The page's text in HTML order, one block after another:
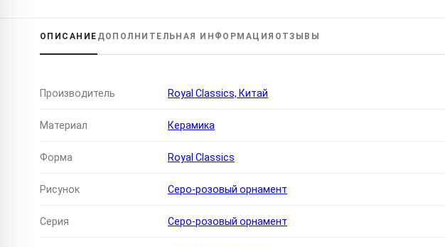
ОПИСАНИЕ ДОПОЛНИТЕЛЬНАЯ ИНФОРМАЦИЯ ОТЗЫВЫ
Производитель Royal Classics, Китай
Материал Керамика
Форма Royal Classics
Рисунок Серо-розовый орнамент
Серия Серо-розовый орнамент